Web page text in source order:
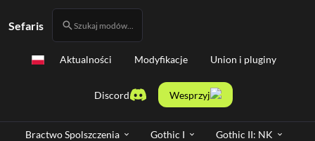
Sefaris Szukaj modów...
Aktualności Modyfikacje Union i pluginy
Discord Wesprzyj
Bractwo Spolszczenia Gothic I
Gothic II: NK